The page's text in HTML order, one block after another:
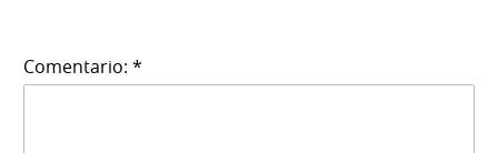
Comentario: *